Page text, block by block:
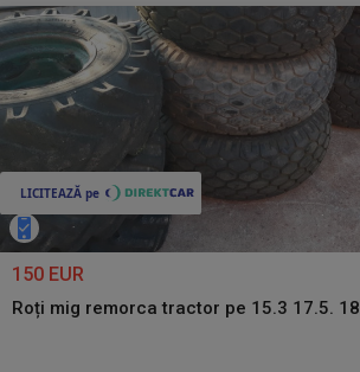
150 EUR
Roți mig remorca tractor pe 15.3 17.5. 18